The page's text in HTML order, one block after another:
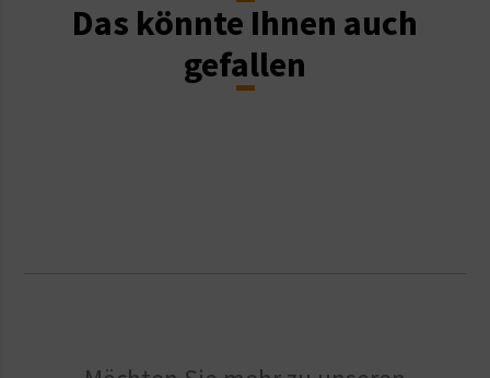
Das könnte Ihnen auch
gefallen